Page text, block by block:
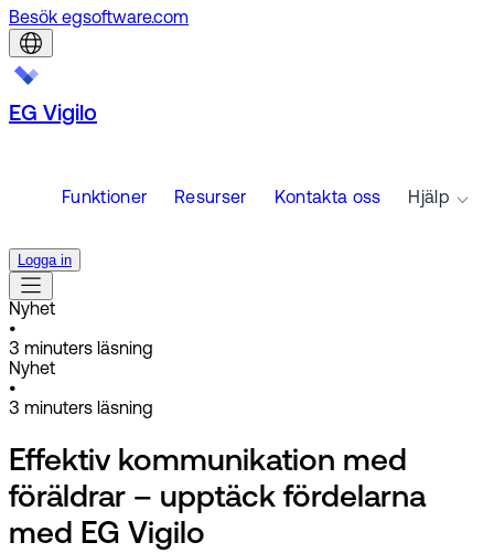
Besök egsoftware.com
EG Vigilo
Funktioner Resurser Kontakta oss Hjälp
Logga in
Nyhet
•
3 minuters läsning
Nyhet
•
3 minuters läsning
Effektiv kommunikation med
föräldrar – upptäck fördelarna
med EG Vigilo